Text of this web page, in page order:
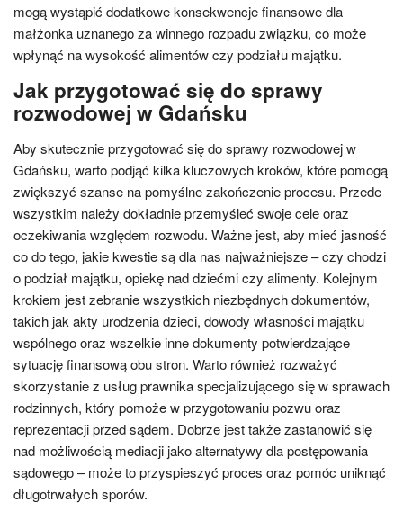
mogą wystąpić dodatkowe konsekwencje finansowe dla
małżonka uznanego za winnego rozpadu związku, co może
wpłynąć na wysokość alimentów czy podziału majątku.
Jak przygotować się do sprawy
rozwodowej w Gdańsku
Aby skutecznie przygotować się do sprawy rozwodowej w
Gdańsku, warto podjąć kilka kluczowych kroków, które pomogą
zwiększyć szanse na pomyślne zakończenie procesu. Przede
wszystkim należy dokładnie przemyśleć swoje cele oraz
oczekiwania względem rozwodu. Ważne jest, aby mieć jasność
co do tego, jakie kwestie są dla nas najważniejsze – czy chodzi
o podział majątku, opiekę nad dziećmi czy alimenty. Kolejnym
krokiem jest zebranie wszystkich niezbędnych dokumentów,
takich jak akty urodzenia dzieci, dowody własności majątku
wspólnego oraz wszelkie inne dokumenty potwierdzające
sytuację finansową obu stron. Warto również rozważyć
skorzystanie z usług prawnika specjalizującego się w sprawach
rodzinnych, który pomoże w przygotowaniu pozwu oraz
reprezentacji przed sądem. Dobrze jest także zastanowić się
nad możliwością mediacji jako alternatywy dla postępowania
sądowego – może to przyspieszyć proces oraz pomóc uniknąć
długotrwałych sporów.